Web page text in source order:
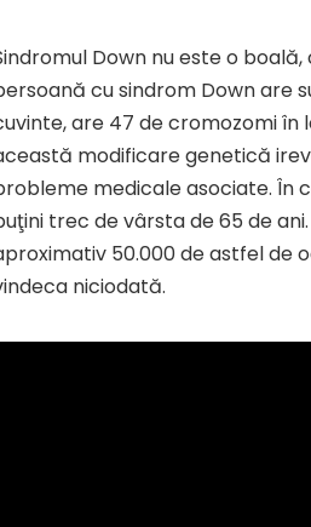
Down nu este o
cu sindrom Down are
are 47 de cromozomi în
modificare genetică
medicale asociate. În
trec de vârsta de 65 de
50.000 de astfel de
niciodată.